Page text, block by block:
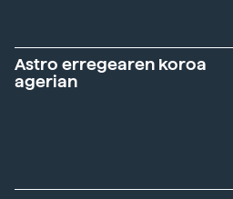
Astro erregearen koroa
agerian